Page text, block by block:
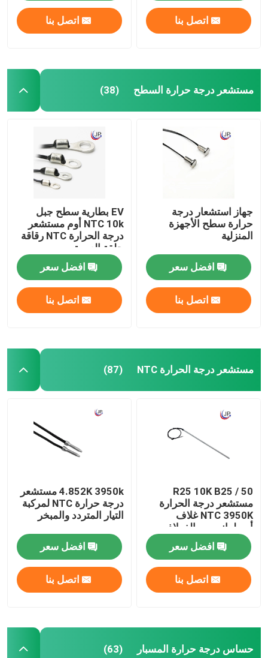
اتصل بنا اتصل بنا
مستشعر درجة حرارة السطح (38)
جهاز استشعار درجة
حرارة سطح الأجهزة
المنزلية
افضل سعر
اتصل بنا
EV بطارية سطح جبل
NTC 10k أوم مستشعر
درجة الحرارة NTC رقاقة
حلقة العروة
افضل سعر
اتصل بنا
مستشعر درجة الحرارة NTC (87)
R25 10K B25 / 50
مستشعر درجة الحرارة
NTC 3950K غلاف
أسطواني من الفولاذ
المقاوم للصدأ
افضل سعر
اتصل بنا
4.852K 3950k مستشعر
درجة حرارة NTC لمركبة
التيار المتردد والمبخر
افضل سعر
اتصل بنا
حساس درجة حرارة المسبار (63)